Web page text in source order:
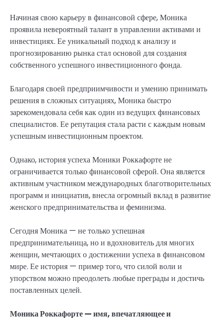
Начиная свою карьеру в финансовой сфере, Моника
проявила невероятный талант в управлении активами и
инвестициях. Ее уникальный подход к анализу и
прогнозированию рынка стал основой для создания
собственного успешного инвестиционного фонда.
Благодаря своей предприимчивости и умению принимать
решения в сложных ситуациях, Моника быстро
зарекомендовала себя как один из ведущих финансовых
специалистов. Ее репутация стала расти с каждым новым
успешным инвестиционным проектом.
Однако, история успеха Моники Роккафорте не
ограничивается только финансовой сферой. Она является
активным участником международных благотворительных
программ и инициатив, внесла огромный вклад в развитие
женского предпринимательства и феминизма.
Сегодня Моника — не только успешная
предпринимательница, но и вдохновитель для многих
женщин, мечтающих о достижении успеха в финансовом
мире. Ее история — пример того, что силой воли и
упорством можно преодолеть любые преграды и достичь
поставленных целей.
Моника Роккафорте — имя, впечатляющее и